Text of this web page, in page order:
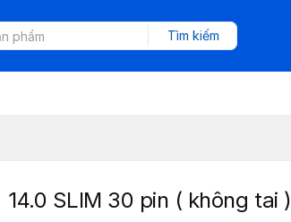
Tìm kiếm
14.0 SLIM 30 pin ( không tai )